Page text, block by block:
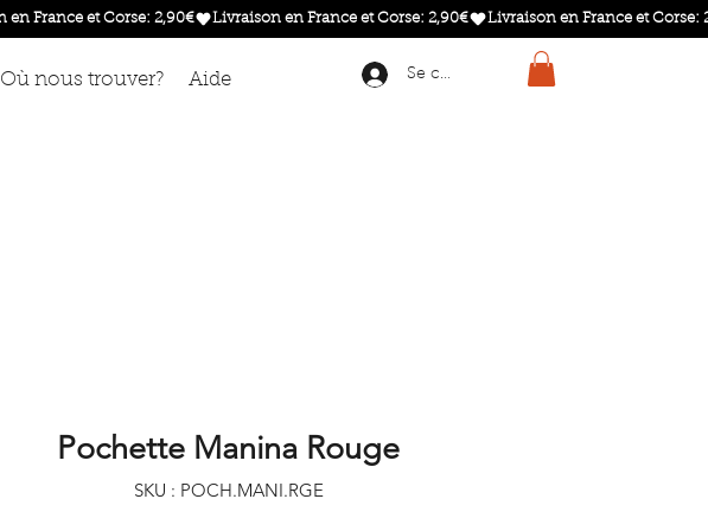
Où nous trouver? Aide Se connecter
Pochette Manina Rouge
SKU : POCH.MANI.RGE